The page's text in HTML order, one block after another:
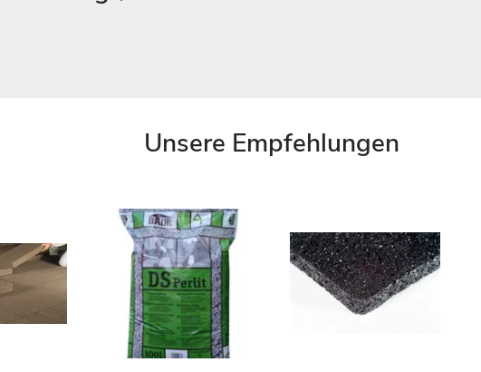
Unsere Empfehlungen